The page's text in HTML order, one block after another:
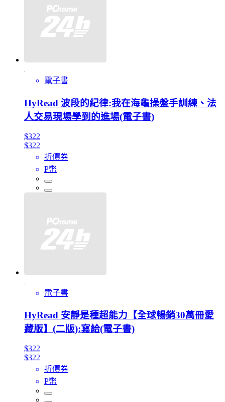
電子書
HyRead 波段的紀律:我在海龜操盤手訓練、法
人交易現場學到的進場(電子書)
$322
$322
折價券
P幣
電子書
HyRead 安靜是種超能力【全球暢銷30萬冊愛
藏版】(二版):寫給(電子書)
$322
$322
折價券
P幣